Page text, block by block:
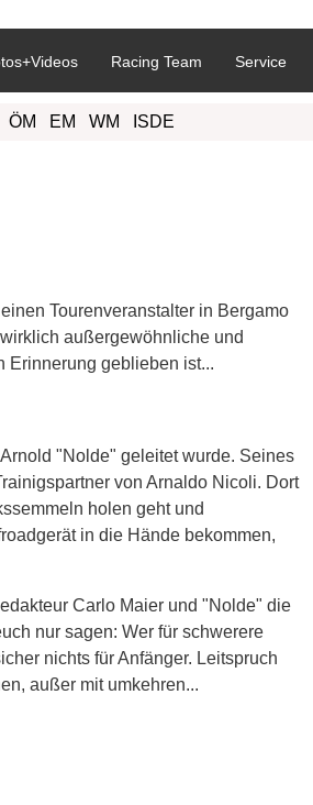
Racing Team Service
ÖM EM WM ISDE
Tourenveranstalter in Bergamo
außergewöhnliche und
Erinnerung geblieben ist...
"Nolde" geleitet wurde. Seines
von Arnaldo Nicoli. Dort
holen geht und
in die Hände bekommen,
Carlo Maier und "Nolde" die
nur sagen: Wer für schwerere
nichts für Anfänger. Leitspruch
außer mit umkehren...